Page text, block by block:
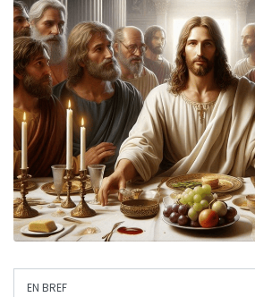
EN BREF